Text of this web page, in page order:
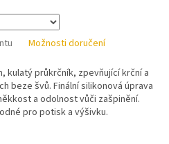
Možnosti doručení
kulatý průkrčník, zpevňující krční a
beze švů. Finální silikonová úprava
a odolnost vůči zašpinění.
pro potisk a výšivku.